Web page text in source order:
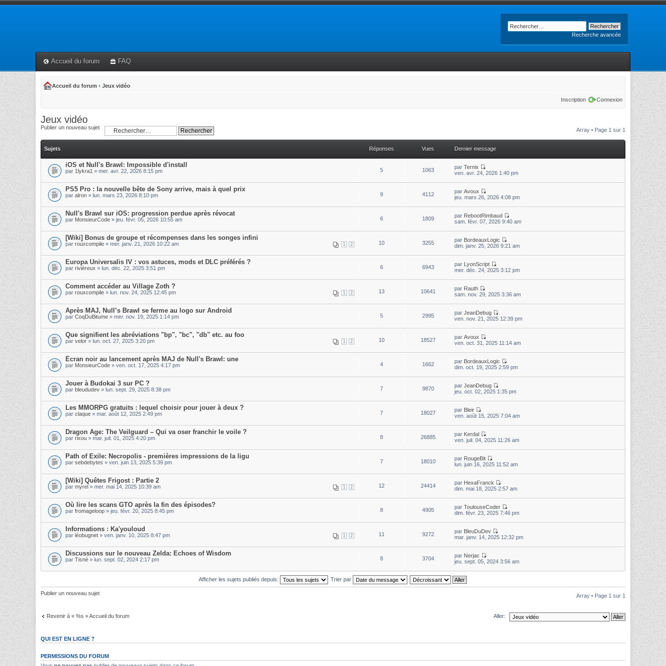
Recherche avancée
Accueil du forum FAQ
Accueil du forum ‹ Jeux vidéo
Inscription Connexion
Jeux vidéo
Publier un nouveau sujet Array • Page 1 sur 1
Sujets Réponses Vues Dernier message
iOS et Null's Brawl: Impossible d'install
par 1lykra1 » mer. avr. 22, 2026 8:15 pm 5 1063 parTernix
ven. avr. 24, 2026 1:40 pm
PS5 Pro : la nouvelle bête de Sony arrive, mais à quel prix
par alron » lun. mars 23, 2026 8:10 pm 9 4112 parAvoux
jeu. mars 26, 2026 4:08 pm
Null's Brawl sur iOS: progression perdue après révocat
par MonsieurCode » jeu. févr. 05, 2026 10:55 am 6 1809 par RebootRimbaud
sam. févr. 07, 2026 9:40 am
[Wiki] Bonus de groupe et récompenses dans les songes infini
1 2
par rouxcompile » mer. janv. 21, 2026 10:22 am 10 3255 par BordeauxLogic
dim. janv. 25, 2026 9:21 am
Europa Universalis IV : vos astuces, mods et DLC préférés ?
par rivièreux » lun. déc. 22, 2025 3:51 pm 6 6943 par LyonScript
mer. déc. 24, 2025 3:12 pm
Comment accéder au Village Zoth ?
1 2
par rouxcompile » lun. nov. 24, 2025 12:45 pm 13 10641 par Rauth
sam. nov. 29, 2025 3:36 am
Après MAJ, Null’s Brawl se ferme au logo sur Android
par CoqDuBitume » mer. nov. 19, 2025 1:14 pm 5 2995 parJeanDebug
ven. nov. 21, 2025 12:39 pm
Que signifient les abréviations "bp", "bc", "db" etc. au foo
1 2
par velor » lun. oct. 27, 2025 3:20 pm 10 18527 parAvoux
ven. oct. 31, 2025 11:14 am
Écran noir au lancement après MAJ de Null's Brawl: une
par MonsieurCode » ven. oct. 17, 2025 4:17 pm 4 1662 par BordeauxLogic
dim. oct. 19, 2025 2:59 pm
Jouer à Budokai 3 sur PC ?
par bleududev » lun. sept. 29, 2025 8:38 pm 7 9870 parJeanDebug
jeu. oct. 02, 2025 1:35 pm
Les MMORPG gratuits : lequel choisir pour jouer à deux ?
par claque » mar. août 12, 2025 2:49 pm 7 18027 par Bleir
ven. août 15, 2025 7:04 am
Dragon Age: The Veilguard – Qui va oser franchir le voile ?
par rixou » mar. juil. 01, 2025 4:20 pm 8 26885 par Kerdal
ven. juil. 04, 2025 11:26 am
Path of Exile: Necropolis - premières impressions de la ligu
par sebdebytes » ven. juin 13, 2025 5:39 pm 7 18010 par RougeBit
lun. juin 16, 2025 11:52 am
[Wiki] Quêtes Frigost : Partie 2
1 2
par myrel » mer. mai 14, 2025 10:39 am 12 24414 par HexaFranck
dim. mai 18, 2025 2:57 am
Où lire les scans GTO après la fin des épisodes?
par fromageloop » jeu. févr. 20, 2025 8:45 pm 8 4905 parToulouseCoder
dim. févr. 23, 2025 7:46 pm
Informations : Ka'youloud
1 2
par léobugnet » ven. janv. 10, 2025 8:47 pm 11 9272 par BleuDuDev
mar. janv. 14, 2025 12:32 pm
Discussions sur le nouveau Zelda: Echoes of Wisdom
par Tisné » lun. sept. 02, 2024 2:17 pm 8 3704 par Nerjac
jeu. sept. 05, 2024 3:56 am
Afficher les sujets publiés depuis: Trier par
Publier un nouveau sujet Array • Page 1 sur 1
Revenir à « %s » Accueil du forum Aller:
QUI EST EN LIGNE ?
PERMISSIONS DU FORUM